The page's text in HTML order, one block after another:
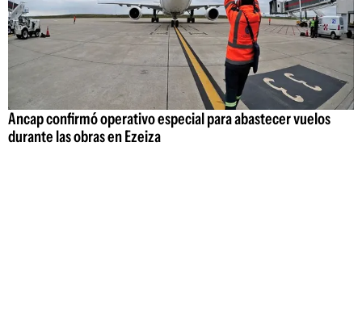
Ancap confirmó operativo especial para abastecer vuelos
durante las obras en Ezeiza